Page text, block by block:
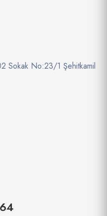
Sokak No:23/1 Şehitkamil